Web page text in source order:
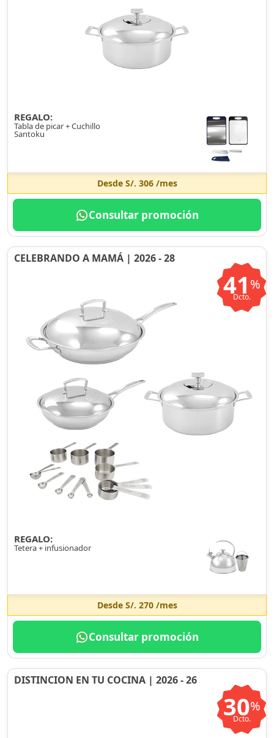
REGALO:
Tabla de picar + Cuchillo
Santoku
Desde S/. 306/mes
Consultar promoción
CELEBRANDO A MAMÁ | 2026 - 28
41 %
Dcto.
REGALO:
Tetera + infusionador
Desde S/. 270/mes
Consultar promoción
DISTINCION EN TU COCINA | 2026 - 26
30%
Dcto.